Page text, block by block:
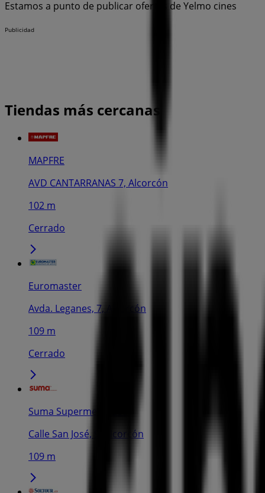
Estamos a punto de publicar ofertas de Yelmo cines
Publicidad
Tiendas más cercanas
MAPFRE
AVD CANTARRANAS 7, Alcorcón
102 m
Cerrado
Euromaster
Avda. Leganes, 7, Alcorcón
109 m
Cerrado
Suma Supermercados
Calle San José, 9, Alcorcón
109 m